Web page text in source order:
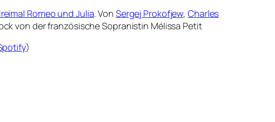
Romeo und Julia. Von Sergej Prokofjew,Charles
von der französische Sopranistin Mélissa Petit
)